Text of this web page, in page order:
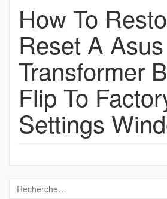
How To
Reset A Asus
Transformer
Flip To
Settings